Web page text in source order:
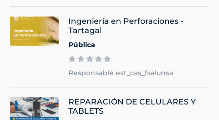
Ingeniería en Perforaciones -
Tartagal
Pública
Responsable est_cas_fsalunsa
REPARACIÓN DE CELULARES Y
TABLETS